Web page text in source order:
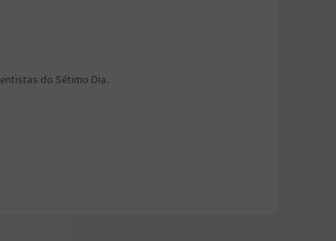
do Sétimo Dia.